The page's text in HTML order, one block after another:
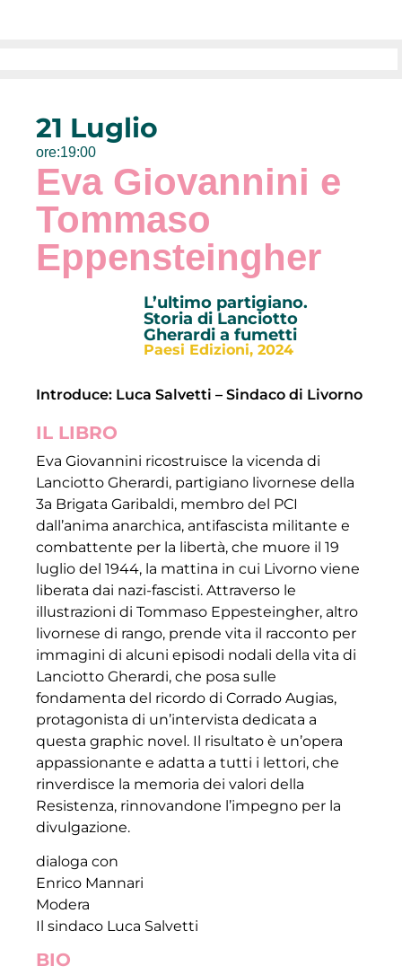
21 Luglio
ore:19:00
Eva Giovannini e
Tommaso
Eppensteingher
L’ultimo partigiano.
Storia di Lanciotto
Gherardi a fumetti
Paesi Edizioni, 2024
Introduce: Luca Salvetti – Sindaco di Livorno
IL LIBRO
Eva Giovannini ricostruisce la vicenda di
Lanciotto Gherardi, partigiano livornese della
3a Brigata Garibaldi, membro del PCI
dall’anima anarchica, antifascista militante e
combattente per la libertà, che muore il 19
luglio del 1944, la mattina in cui Livorno viene
liberata dai nazi-fascisti. Attraverso le
illustrazioni di Tommaso Eppesteingher, altro
livornese di rango, prende vita il racconto per
immagini di alcuni episodi nodali della vita di
Lanciotto Gherardi, che posa sulle
fondamenta del ricordo di Corrado Augias,
protagonista di un’intervista dedicata a
questa graphic novel. Il risultato è un’opera
appassionante e adatta a tutti i lettori, che
rinverdisce la memoria dei valori della
Resistenza, rinnovandone l’impegno per la
divulgazione.
dialoga con
Enrico Mannari
Modera
Il sindaco Luca Salvetti
BIO